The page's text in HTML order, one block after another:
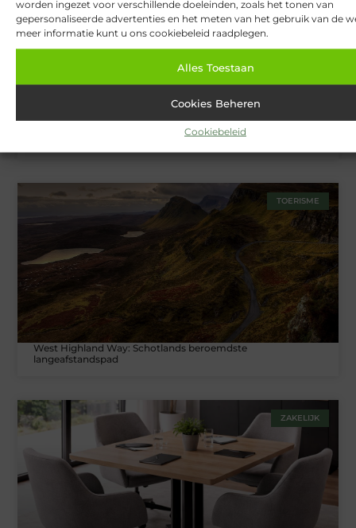
worden ingezet voor verschillende doeleinden, zoals het tonen van
gepersonaliseerde advertenties en het meten van het gebruik van de
meer informatie kunt u ons cookiebeleid raadplegen.
Alles Toestaan
Cookies Beheren
Cookiebeleid
TOERISME
West Highland Way: Schotlands beroemdste
langeafstandspad
ZAKELIJK